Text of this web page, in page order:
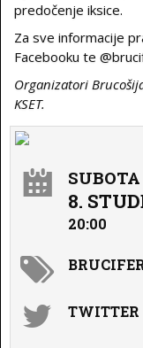
predočenje iksice.
Za sve informacije
Facebooku te
Organizatori
KSET.
SUBOTA
8.
20:00
TWITTER